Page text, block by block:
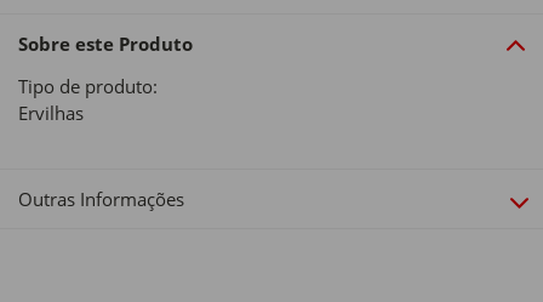
Sobre este Produto
Tipo de produto:
Ervilhas
Outras Informações